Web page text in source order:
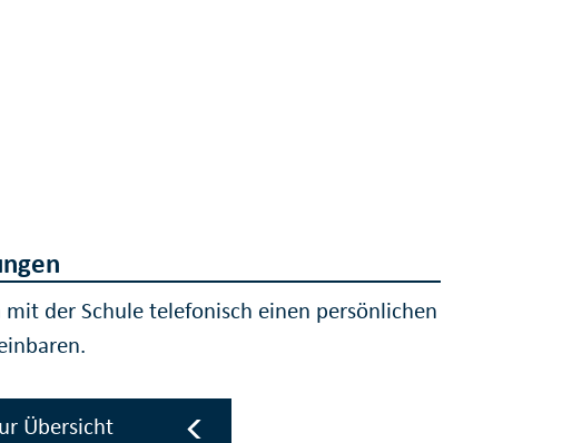
mit der Schule telefonisch einen persönlichen
Übersicht